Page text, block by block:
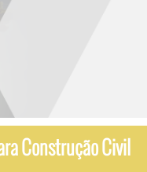
Construção Civil